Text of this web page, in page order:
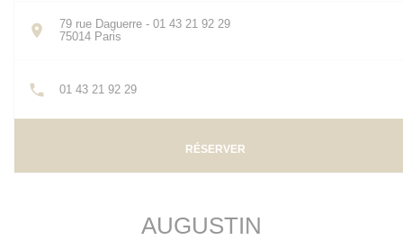
79 rue Daguerre - 01 43 21 92 29
75014 Paris
01 43 21 92 29
RÉSERVER
AUGUSTIN